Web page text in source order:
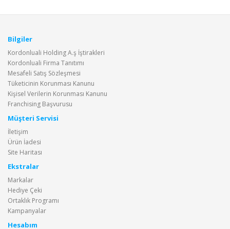
Bilgiler
Kordonluali Holding A.ş İştirakleri
Kordonluali Firma Tanıtımı
Mesafeli Satış Sözleşmesi
Tüketicinin Korunması Kanunu
Kişisel Verilerin Korunması Kanunu
Franchising Başvurusu
Müşteri Servisi
İletişim
Ürün İadesi
Site Haritası
Ekstralar
Markalar
Hediye Çeki
Ortaklık Programı
Kampanyalar
Hesabım